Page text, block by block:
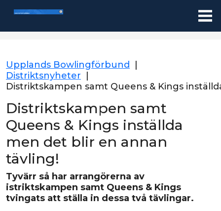
Upplands Bowlingförbund
Distriktsnyheter
Distriktskampen samt Queens & Kings
Distriktskampen samt
Queens & Kings inställda
men det blir en annan
tävling!
Tyvärr så har arrangörerna av
istriktskampen samt Queens & Kings
tvingats att ställa in dessa två tävlingar.